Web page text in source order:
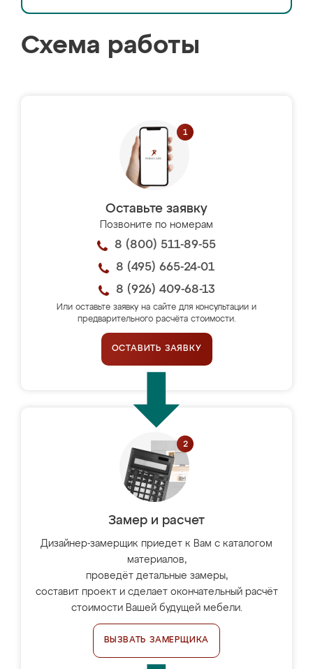
Схема работы
Оставьте заявку
Позвоните по номерам
8 (800) 511-89-55
8 (495) 665-24-01
8 (926) 409-68-13
Или оставьте заявку на сайте для консультации и
предварительного расчёта стоимости.
ОСТАВИТЬ ЗАЯВКУ
Замер и расчет
Дизайнер-замерщик приедет к Вам с каталогом
материалов,
проведёт детальные замеры,
составит проект и сделает окончательный расчёт
стоимости Вашей будущей мебели.
ВЫЗВАТЬ ЗАМЕРЩИКА